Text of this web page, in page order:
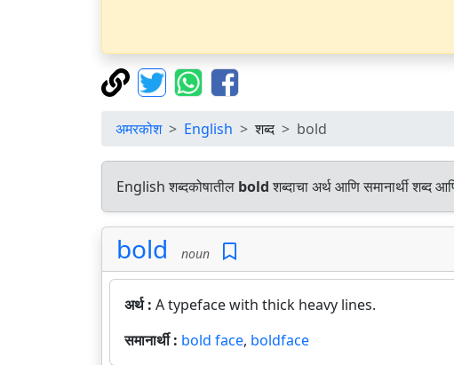
अमरकोश English शब्द bold
English शब्दकोषातील boldशब्दाचा अर्थ आणि समानार्थी शब्द
bold noun
अर्थ : A typeface with thick heavy lines.
समानार्थी : bold face, boldface